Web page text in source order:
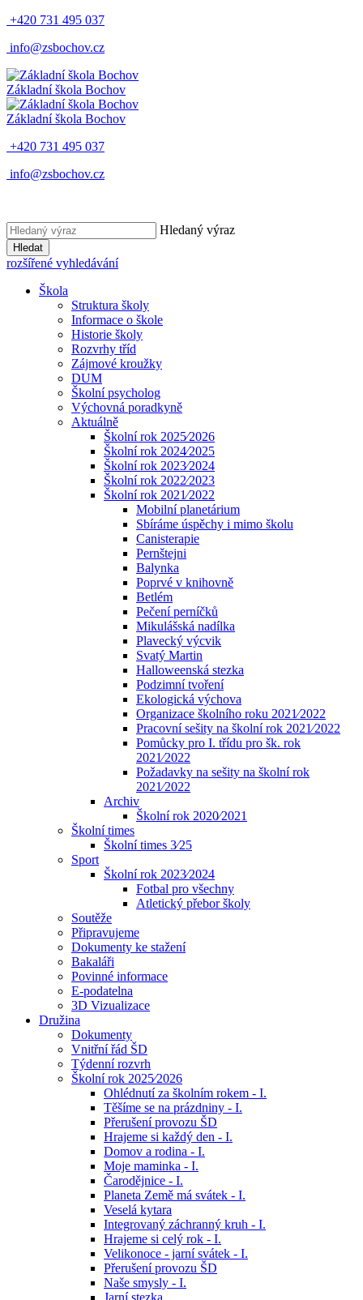
+420 731 495 037
info@zsbochov.cz
Základní škola Bochov
Základní škola Bochov
+420 731 495 037
info@zsbochov.cz
Hledaný výraz
Hledat
rozšířené vyhledávání
Škola
Struktura školy
Informace o škole
Historie školy
Rozvrhy tříd
Zájmové kroužky
DUM
Školní psycholog
Výchovná poradkyně
Aktuálně
Školní rok 2025⁄2026
Školní rok 2024⁄2025
Školní rok 2023⁄2024
Školní rok 2022⁄2023
Školní rok 2021⁄2022
Mobilní planetárium
Sbíráme úspěchy i mimo školu
Canisterapie
Pernštejni
Balynka
Poprvé v knihovně
Betlém
Pečení perníčků
Mikulášská nadílka
Plavecký výcvik
Svatý Martin
Halloweenská stezka
Podzimní tvoření
Ekologická výchova
Organizace školního roku 2021⁄2022
Pracovní sešity na školní rok 2021⁄2022
Pomůcky pro I. třídu pro šk. rok
2021⁄2022
Požadavky na sešity na školní rok
2021⁄2022
Archiv
Školní rok 2020⁄2021
Školní times
Školní times 3⁄25
Sport
Školní rok 2023⁄2024
Fotbal pro všechny
Atletický přebor školy
Soutěže
Připravujeme
Dokumenty ke stažení
Bakaláři
Povinné informace
E-podatelna
3D Vizualizace
Družina
Dokumenty
Vnitřní řád ŠD
Týdenní rozvrh
Školní rok 2025⁄2026
Ohlédnutí za školním rokem - I.
Těšíme se na prázdniny - I.
Přerušení provozu ŠD
Hrajeme si každý den - I.
Domov a rodina - I.
Moje maminka - I.
Čarodějnice - I.
Planeta Země má svátek - I.
Veselá kytara
Integrovaný záchranný kruh - I.
Hrajeme si celý rok - I.
Velikonoce - jarní svátek - I.
Přerušení provozu ŠD
Naše smysly - I.
Jarní stezka